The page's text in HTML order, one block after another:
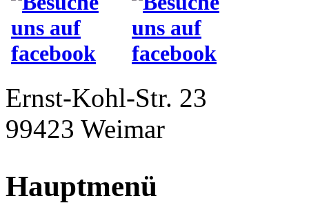
Ernst-Kohl-Str. 23
99423 Weimar
Hauptmenü